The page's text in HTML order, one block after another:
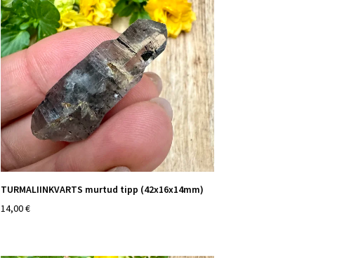
TURMALIINKVARTS murtud tipp (42x16x14mm)
14,00 €